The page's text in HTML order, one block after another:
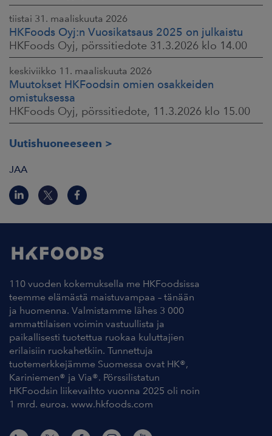
tiistai 31. maaliskuuta 2026
HKFoods Oyj:n Vuosikatsaus 2025 on julkaistu
HKFoods Oyj, pörssitiedote 31.3.2026 klo 14.00
keskiviikko 11. maaliskuuta 2026
Muutokset HKFoodsin omien osakkeiden
omistuksessa
HKFoods Oyj, pörssitiedote, 11.3.2026 klo 15.00
Uutishuoneeseen
JAA
110 vuoden kokemuksella me HKFoodsissa
teemme elämästä maistuvampaa – tänään
ja huomenna. Valmistamme lähes 3 000
ammattilaisen voimin vastuullista ja
paikallisesti tuotettua ruokaa kuluttajien
erilaisiin ruokahetkiin. Tunnettuja
tuotemerkkejämme Suomessa ovat HK®,
Kariniemen® ja Via®. Pörssilistatun
HKFoodsin liikevaihto vuonna 2025 oli noin
1 mrd. euroa. www.hkfoods.com